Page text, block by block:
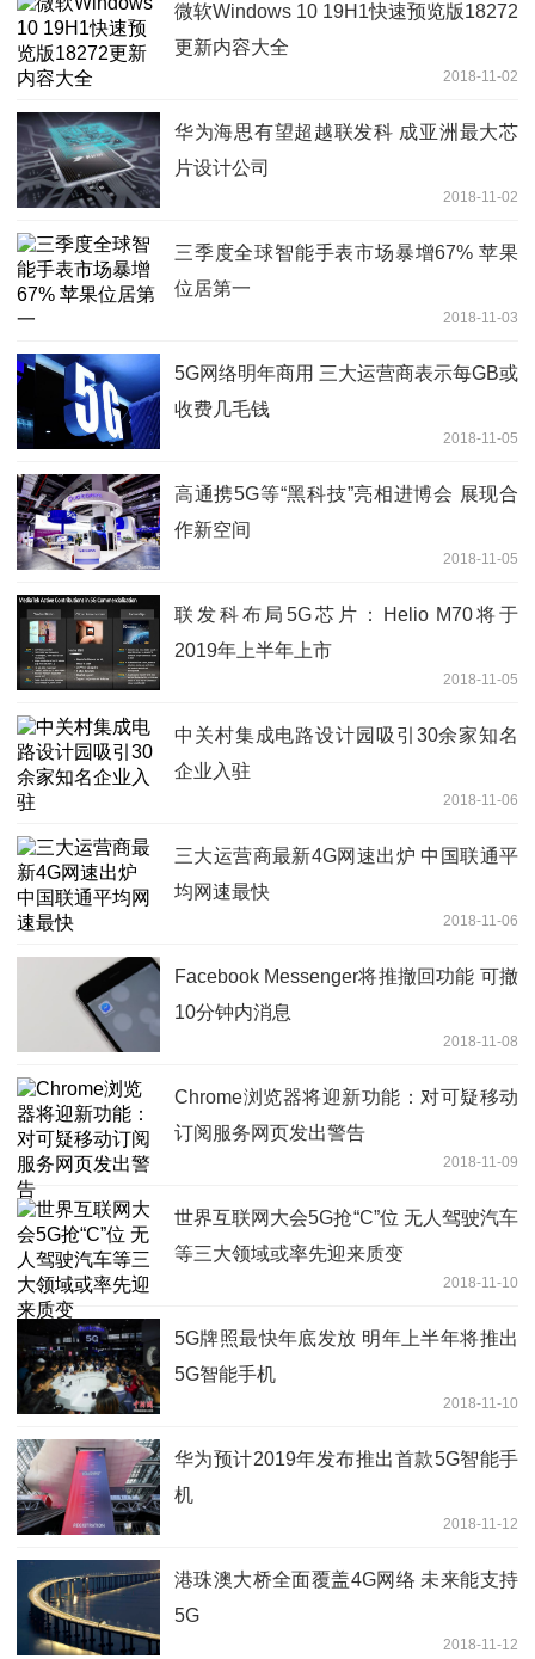
微软Windows 10 19H1快速预览版18272
更新内容大全
2018-11-02
华为海思有望超越联发科 成亚洲最大芯
片设计公司
2018-11-02
三季度全球智能手表市场暴增67% 苹果
位居第一
2018-11-03
5G网络明年商用 三大运营商表示每GB或
收费几毛钱
2018-11-05
高通携5G等“黑科技”亮相进博会 展现合
作新空间
2018-11-05
联发科布局5G芯片：Helio M70将于
2019年上半年上市
2018-11-05
中关村集成电路设计园吸引30余家知名
企业入驻
2018-11-06
三大运营商最新4G网速出炉 中国联通平
均网速最快
2018-11-06
Facebook Messenger将推撤回功能 可撤
10分钟内消息
2018-11-08
Chrome浏览器将迎新功能：对可疑移动
订阅服务网页发出警告
2018-11-09
世界互联网大会5G抢“C”位 无人驾驶汽车
等三大领域或率先迎来质变
2018-11-10
5G牌照最快年底发放 明年上半年将推出
5G智能手机
2018-11-10
华为预计2019年发布推出首款5G智能手
机
2018-11-12
港珠澳大桥全面覆盖4G网络 未来能支持
5G
2018-11-12